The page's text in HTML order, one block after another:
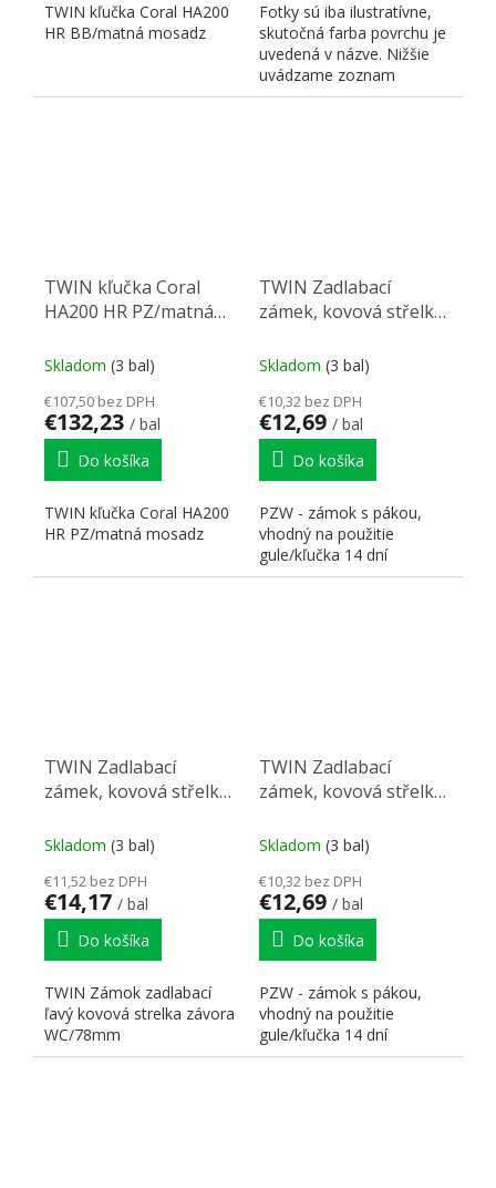
TWIN kľučka Coral HA200
HR BB/matná mosadz
Fotky sú iba ilustratívne,
skutočná farba povrchu je
uvedená v názve. Nižšie
uvádzame zoznam
skratiek pre lepšiu...
TWIN kľučka Coral
HA200 HR PZ/matná
Skladom (3 bal)
€107,50 bez DPH
€132,23 / bal
Do košíka
TWIN kľučka Coral HA200
HR PZ/matná mosadz
TWIN Zadlabací
zámek, kovová střelka,
mm. pravý
Skladom (3 bal)
€10,32 bez DPH
€12,69 / bal
Do košíka
PZW - zámok s pákou,
vhodný na použitie
gule/kľučka 14 dní
TWIN Zadlabací
zámek, kovová střelka,
mm, levý
Skladom (3 bal)
€11,52 bez DPH
€14,17 / bal
Do košíka
TWIN Zámok zadlabací
ľavý kovová strelka závora
WC/78mm
TWIN Zadlabací
zámek, kovová střelka,
mm. levý
Skladom (3 bal)
€10,32 bez DPH
€12,69 / bal
Do košíka
PZW - zámok s pákou,
vhodný na použitie
gule/kľučka 14 dní